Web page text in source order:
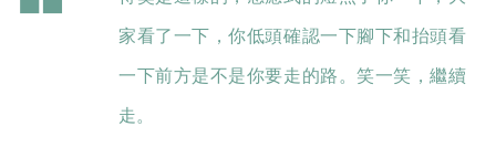
家看了一下，你低頭確認一下腳下和抬頭看
一下前方是不是你要走的路。笑一笑，繼續
走。